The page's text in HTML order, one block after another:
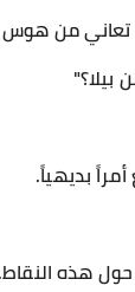
من هوس
بديهياً.
هذه النقاط.